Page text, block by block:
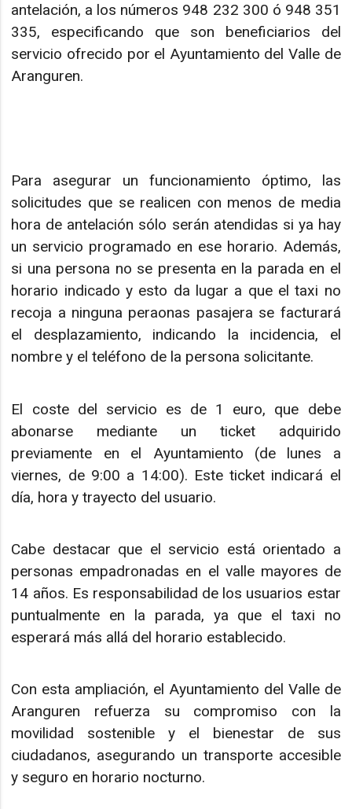
antelación, a los números 948 232 300 ó 948 351
335, especificando que son beneficiarios del
servicio ofrecido por el Ayuntamiento del Valle de
Aranguren.
Para asegurar un funcionamiento óptimo, las
solicitudes que se realicen con menos de media
hora de antelación sólo serán atendidas si ya hay
un servicio programado en ese horario. Además,
si una persona no se presenta en la parada en el
horario indicado y esto da lugar a que el taxi no
recoja a ninguna peraonas pasajera se facturará
el desplazamiento, indicando la incidencia, el
nombre y el teléfono de la persona solicitante.
El coste del servicio es de 1 euro, que debe
abonarse mediante un ticket adquirido
previamente en el Ayuntamiento (de lunes a
viernes, de 9:00 a 14:00). Este ticket indicará el
día, hora y trayecto del usuario.
Cabe destacar que el servicio está orientado a
personas empadronadas en el valle mayores de
14 años. Es responsabilidad de los usuarios estar
puntualmente en la parada, ya que el taxi no
esperará más allá del horario establecido.
Con esta ampliación, el Ayuntamiento del Valle de
Aranguren refuerza su compromiso con la
movilidad sostenible y el bienestar de sus
ciudadanos, asegurando un transporte accesible
y seguro en horario nocturno.